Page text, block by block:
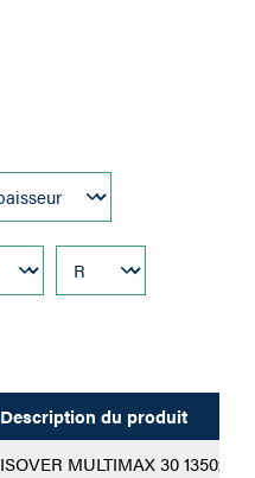
Description du produit
ISOVER MULTIMAX 30